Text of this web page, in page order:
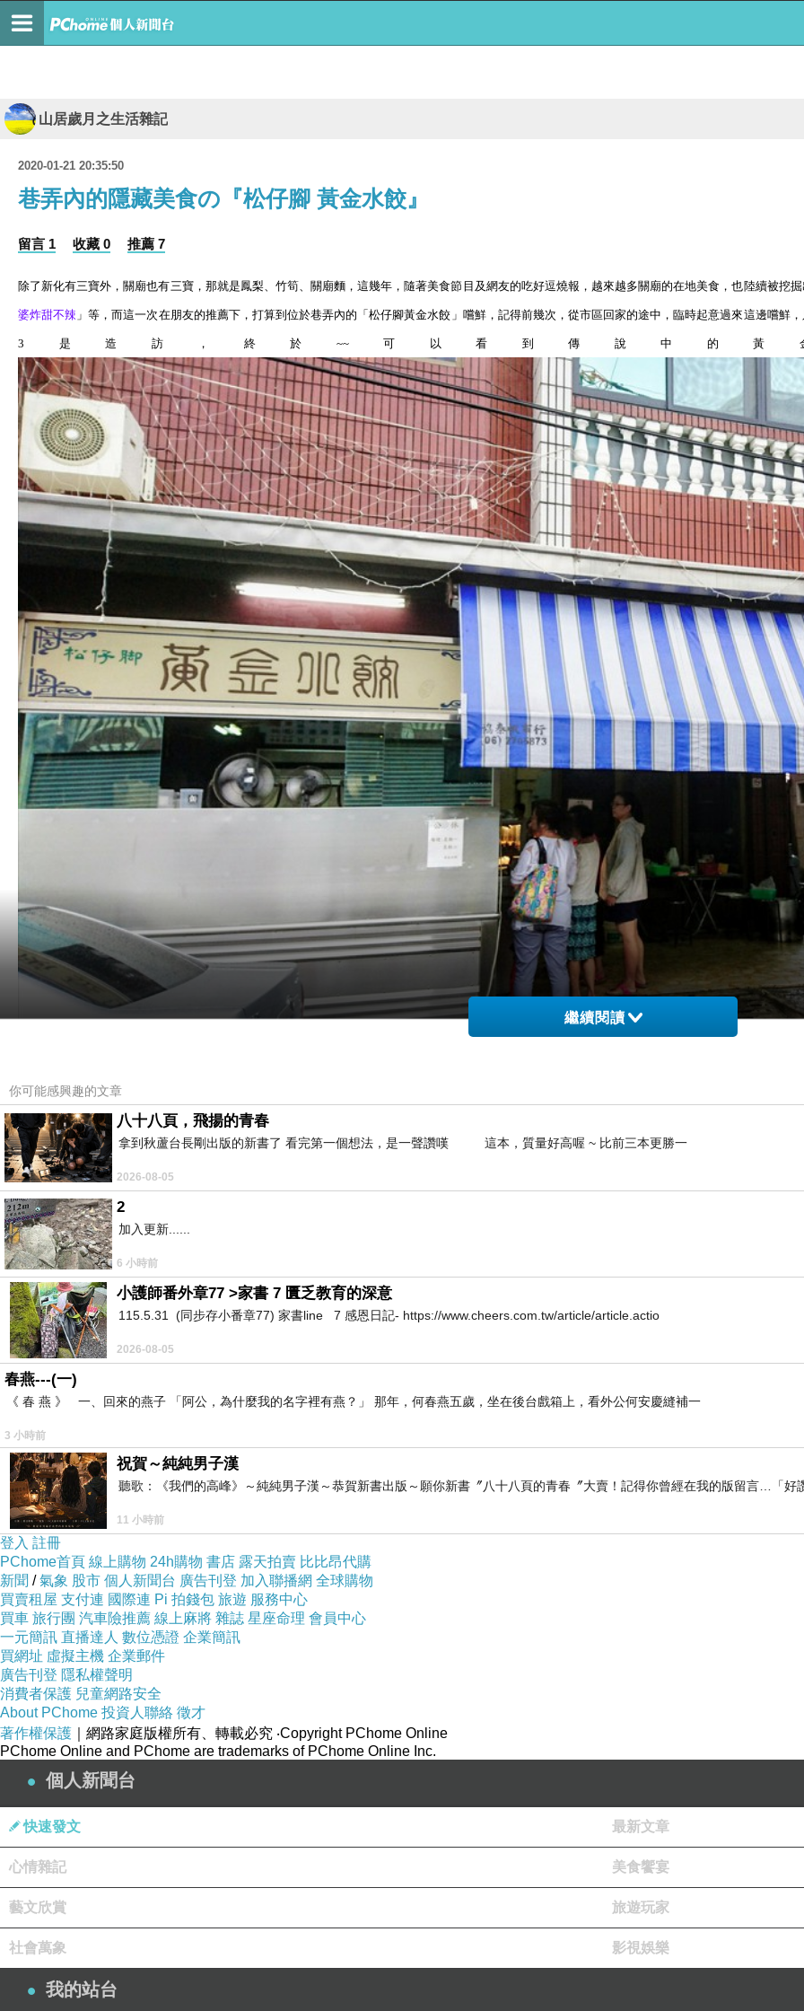
山居歲月之生活雜記
2020-01-21 20:35:50
巷弄內的隱藏美食の『松仔腳 黃金水餃』
留言 1 收藏 0 推薦 7
除了新化有三寶外，關廟也有三寶，那就是鳳梨、竹筍、關廟麵，這幾年，隨著美食節目及網友的吃好逗燒報，越來越多關廟的在地美食，也陸續被挖
婆炸甜不辣 」等，而這一次在朋友的推薦下，打算到位於巷弄內的「松仔腳黃金水餃」嚐鮮，記得前幾次，從市區回家的途中，臨時起意過來這邊嚐鮮
3 是造訪，終於 ~~可以看到傳說中的黃
「松仔腳黃金水餃」位於比較小的道路上，店家周遭都是住家，如果不是有事先看到網友介紹，會很少有機會繞到這邊，店家外觀跟一般麵店沒兩樣，
看到許多熟門熟路的用餐者
繼續閱讀
你可能感興趣的文章
八十八頁，飛揚的青春
拿到秋蘆台長剛出版的新書了 看完第一個想法，是一聲讚嘆 這本，質量好高喔 ~ 比前三本更勝一
2026-08-05
2
加入更新......
6 小時前
小護師番外章77 >家書 7 匱乏教育的深意
115.5.31 (同步存小番章77) 家書line 7 感恩日記- https://www.cheers.com.tw/article/article.actio
2026-08-05
春燕---(一)
《 春 燕 》 一、回來的燕子 「阿公，為什麼我的名字裡有燕？」 那年，何春燕五歲，坐在後台戲箱上，看外公何安慶縫補一
3 小時前
祝賀～純純男子漢
聽歌：《我們的高峰》～純純男子漢～恭賀新書出版～願你新書〞八十八頁的青春〞大賣！記得你曾經在我的版留言…「好
11 小時前
登入 註冊
PChome首頁 線上購物 24h購物 書店 露天拍賣 比比昂代購
新聞 /氣象 股市 個人新聞台 廣告刊登 加入聯播網 全球購物
買賣租屋 支付連 國際連 Pi 拍錢包 旅遊 服務中心
買車 旅行團 汽車險推薦 線上麻將 雜誌 星座命理 會員中心
一元簡訊 直播達人 數位憑證 企業簡訊
買網址 虛擬主機 企業郵件
廣告刊登 隱私權聲明
消費者保護 兒童網路安全
About PChome 投資人聯絡 徵才
著作權保護 ｜網路家庭版權所有、轉載必究 ‧Copyright PChome Online
PChome Online and PChome are trademarks of PChome Online Inc.
個人新聞台
快速發文 最新文章
心情雜記 美食饗宴
藝文欣賞 旅遊玩家
社會萬象 影視娛樂
我的站台